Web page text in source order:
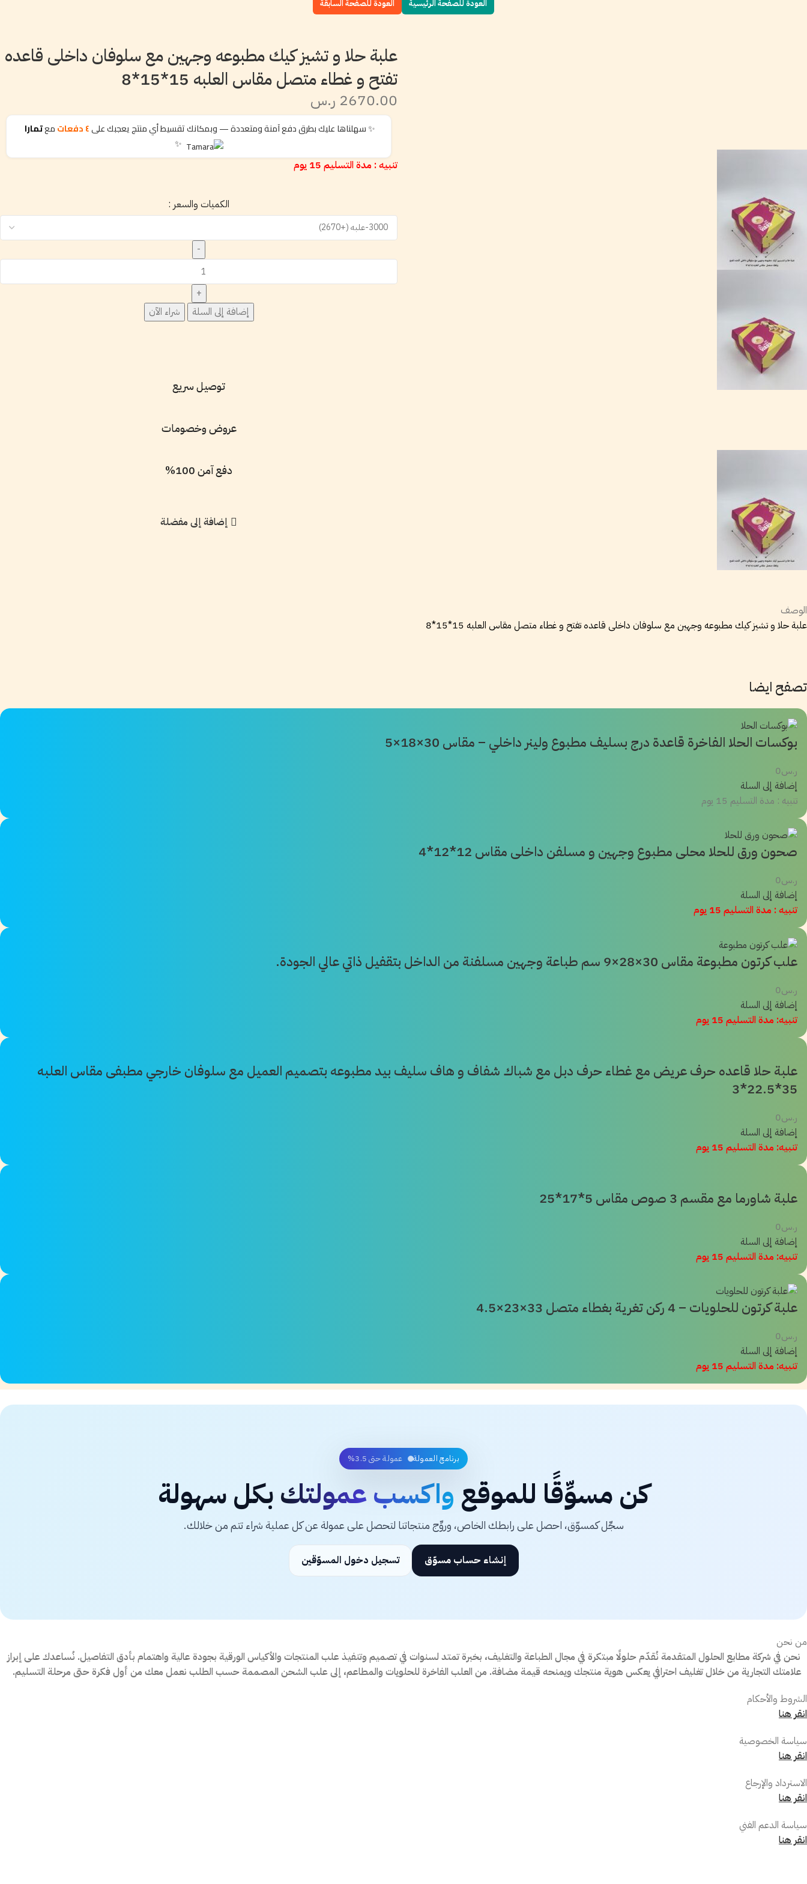
العودة للصفحة الرئيسية العودة للصفحة السابقة
علبة حلا و تشيز كيك مطبوعه وجهين مع سلوفان داخلى قاعده
تفتح و غطاء متصل مقاس العلبه 15*15*8
2670.00 ر.س
✨ سهلناها عليك بطرق دفع آمنة ومتعددة — وبمكانك تقسيط أي منتج يعجبك على٤ دفعات معتمارا
✨
تنبيه : مدة التسليم 15 يوم
الكميات والسعر :
إضافة إلى السلة شراء الآن
توصيل سريع
عروض وخصومات
دفع آمن 100%
إضافة إلى مفضلة
الوصف
علبة حلا و تشيز كيك مطبوعه وجهين مع سلوفان داخلى قاعده تفتح و غطاء متصل مقاس العلبه 15*15*8
تصفح ايضا
بوكسات الحلا الفاخرة قاعدة درج بسليف مطبوع ولينر داخلي – مقاس 30×18×5
ر.س0
إضافة إلى السلة
تنبيه : مدة التسليم 15 يوم
صحون ورق للحلا محلى مطبوع وجهين و مسلفن داخلى مقاس 12*12*4
ر.س0
إضافة إلى السلة
تنبيه : مدة التسليم 15 يوم
علب كرتون مطبوعة مقاس 30×28×9 سم طباعة وجهين مسلفنة من الداخل بتقفيل ذاتي عالي الجودة.
ر.س0
إضافة إلى السلة
تنبيه: مدة التسليم 15 يوم
علبة حلا قاعده حرف عريض مع غطاء حرف دبل مع شباك شفاف و هاف سليف بيد مطبوعه بتصميم العميل مع سلوفان خارجي مطبفى مقاس العلبه
35*22.5*3
ر.س0
إضافة إلى السلة
تنبيه: مدة التسليم 15 يوم
علبة شاورما مع مقسم 3 صوص مقاس 5*17*25
ر.س0
إضافة إلى السلة
تنبيه: مدة التسليم 15 يوم
علبة كرتون للحلويات – 4 ركن تغرية بغطاء متصل 33×23×4.5
ر.س0
إضافة إلى السلة
تنبيه: مدة التسليم 15 يوم
برنامج العمولة
كن مسوِّقًا للموقع واكسب عمولتكبكل سهولة
سجِّل كمسوّق، احصل على رابطك الخاص، وروِّج منتجاتنا لتحصل على عمولة عن كل عملية شراء تتم من خلالك.
إنشاء حساب مسوّق تسجيل دخول المسوّقين
من نحن
نحن في شركة مطابع الحلول المتقدمة نُقدّم حلولًا مبتكرة في مجال الطباعة والتغليف، بخبرة تمتد لسنوات في تصميم وتنفيذ علب المنتجات والأكياس الورقية بجودة عالية واهتمام بأدق التفاصيل. نُساعدك على إبراز
علامتك التجارية من خلال تغليف احترافي يعكس هوية منتجك ويمنحه قيمة مضافة. من العلب الفاخرة للحلويات والمطاعم، إلى علب الشحن المصممة حسب الطلب نعمل معك من أول فكرة حتى مرحلة التسليم.
الشروط والأحكام
انقر هنا
سياسة الخصوصية
انقر هنا
الاسترداد والإرجاع
انقر هنا
سياسة الدعم الفني
انقر هنا